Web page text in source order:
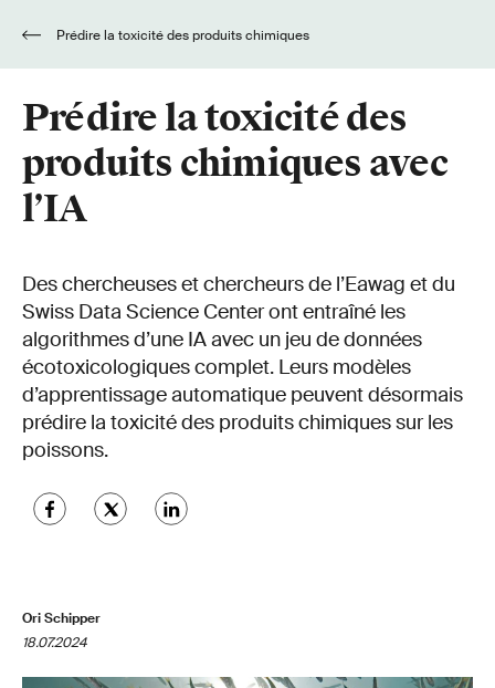
Prédire la toxicité des
produits chimiques avec
l’IA
Des chercheuses et chercheurs de l’Eawag et du
Swiss Data Science Center ont entraîné les
algorithmes d’une IA avec un jeu de données
écotoxicologiques complet. Leurs modèles
d’apprentissage automatique peuvent désormais
prédire la toxicité des produits chimiques sur les
poissons.
Ori Schipper
18.07.2024